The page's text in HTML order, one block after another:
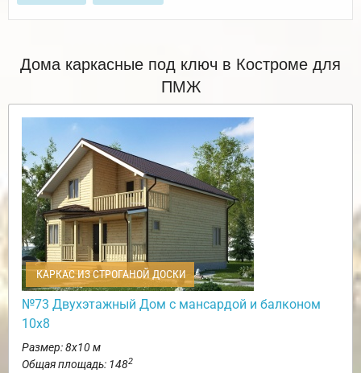
Дома каркасные под ключ в Костроме для
ПМЖ
КАРКАС ИЗ СТРОГАНОЙ ДОСКИ
№73 Двухэтажный Дом с мансардой и балконом
10х8
Размер: 8х10 м
Общая площадь: 1482